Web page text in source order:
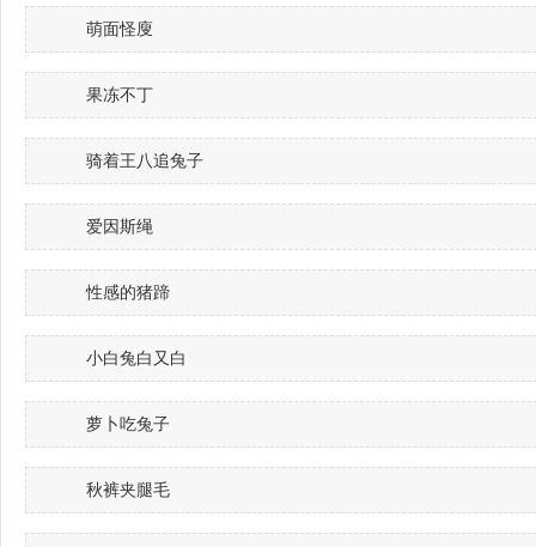
萌面怪廋
果冻不丁
骑着王八追兔子
爱因斯绳
性感的猪蹄
小白兔白又白
萝卜吃兔子
秋裤夹腿毛